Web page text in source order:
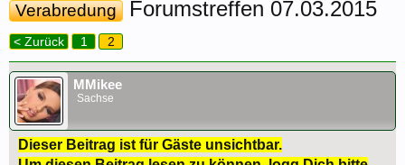
Verabredung Forumstreffen 07.03.2015
< Zurück 1 2
MMikee
Sachse
Dieser Beitrag ist für Gäste unsichtbar.